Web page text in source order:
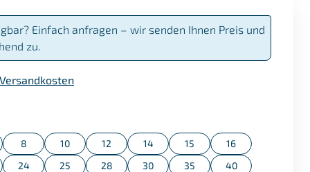
Einfach anfragen – wir senden Ihnen Preis und
zu.
8 10 12 14 15
16
24 25 28 30 35
40